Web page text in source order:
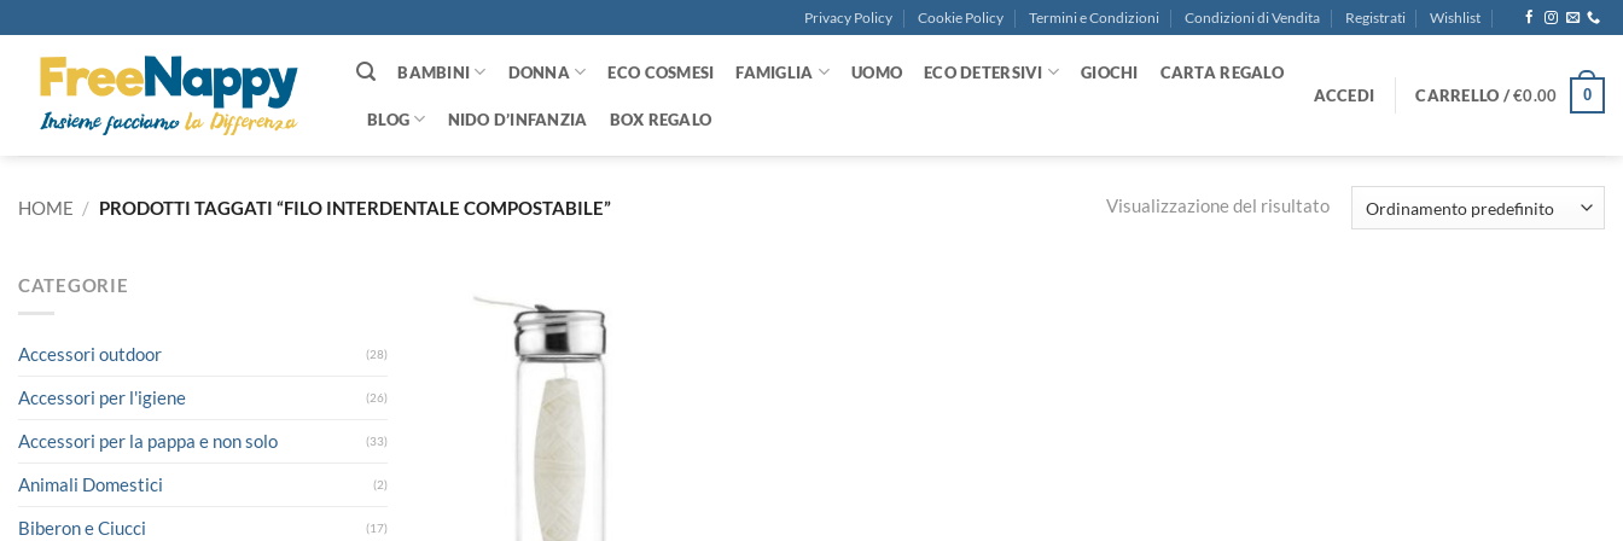
ai
contenuti
Privacy Policy Cookie Policy Termini e Condizioni Condizioni di Vendita Registrati Wishlist
BAMBINI DONNA ECO COSMESI FAMIGLIA UOMO ECO DETERSIVI GIOCHI CARTA REGALO
BLOG NIDO D’INFANZIA BOX REGALO
ACCEDI CARRELLO /€0.00 0
HOME / PRODOTTI TAGGATI “FILO INTERDENTALE COMPOSTABILE” Visualizzazione del risultato
CATEGORIE
Accessori outdoor (28)
Accessori per l'igiene (26)
Accessori per la pappa e non solo (33)
Animali Domestici (2)
Biberon e Ciucci (17)